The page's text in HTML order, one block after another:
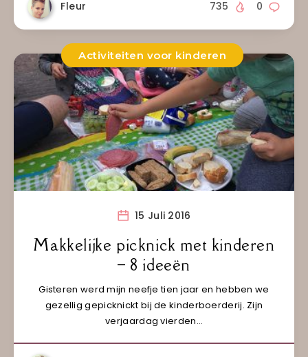
Fleur 0
735
Activiteiten voor kinderen
15 Juli 2016
Makkelijke picknick met kinderen
– 8 ideeën
Gisteren werd mijn neefje tien jaar en hebben we
gezellig gepicknickt bij de kinderboerderij. Zijn
verjaardag vierden…